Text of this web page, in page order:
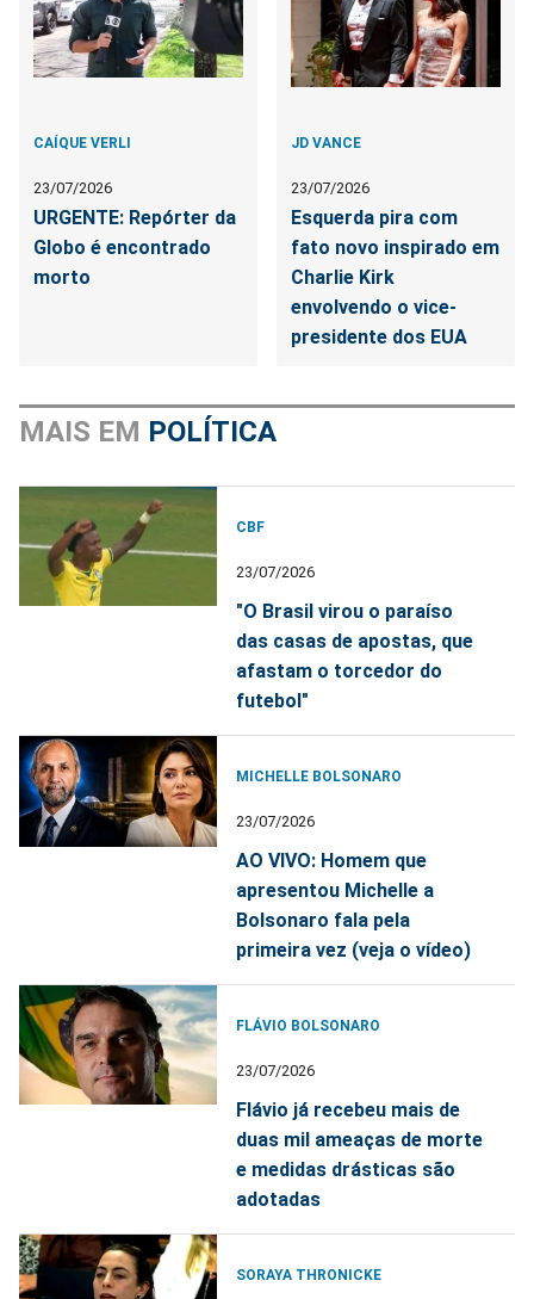
CAÍQUE VERLI
23/07/2026
URGENTE: Repórter da
Globo é encontrado
morto
JD VANCE
23/07/2026
Esquerda pira com
fato novo inspirado em
Charlie Kirk
envolvendo o vice-
presidente dos EUA
MAIS EM POLÍTICA
CBF
23/07/2026
"O Brasil virou o paraíso
das casas de apostas, que
afastam o torcedor do
futebol"
MICHELLE BOLSONARO
23/07/2026
AO VIVO: Homem que
apresentou Michelle a
Bolsonaro fala pela
primeira vez (veja o vídeo)
FLÁVIO BOLSONARO
23/07/2026
Flávio já recebeu mais de
duas mil ameaças de morte
e medidas drásticas são
adotadas
SORAYA THRONICKE